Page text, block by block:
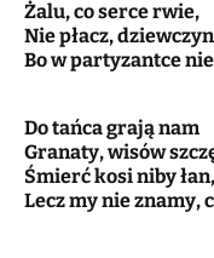
Żalu, co serce rwie,
Nie płacz,
Bo w partyzantce
Do tańca grają nam
Granaty, wisów
Śmierć kosi niby łan,
Lecz my nie znamy,